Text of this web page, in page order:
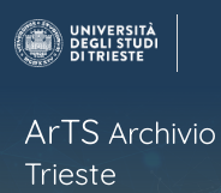
ArTS
Trieste